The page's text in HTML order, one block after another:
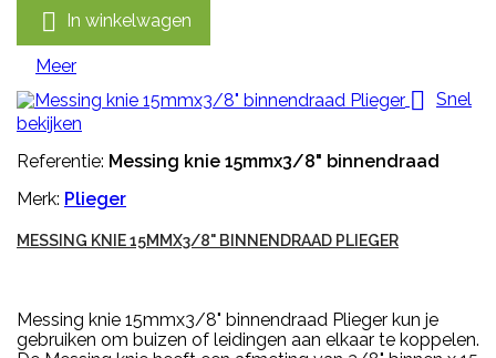
 In winkelwagen
Meer
 Snel
bekijken
Referentie: Messing knie 15mmx3/8" binnendraad
Merk: Plieger
MESSING KNIE 15MMX3/8" BINNENDRAAD PLIEGER
Messing knie 15mmx3/8" binnendraad Plieger kun je
gebruiken om buizen of leidingen aan elkaar te koppelen.